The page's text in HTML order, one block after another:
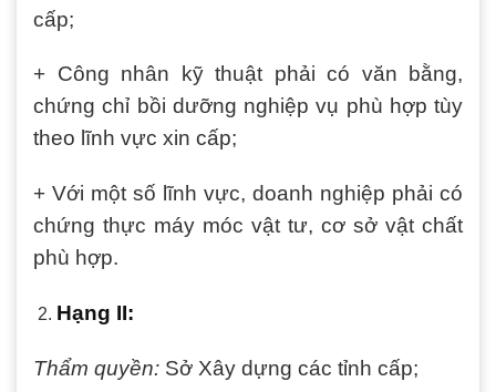
cấp;
+ Công nhân kỹ thuật phải có văn bằng,
chứng chỉ bồi dưỡng nghiệp vụ phù hợp tùy
theo lĩnh vực xin cấp;
+ Với một số lĩnh vực, doanh nghiệp phải có
chứng thực máy móc vật tư, cơ sở vật chất
phù hợp.
Hạng II:
Thẩm quyền: Sở Xây dựng các tỉnh cấp;